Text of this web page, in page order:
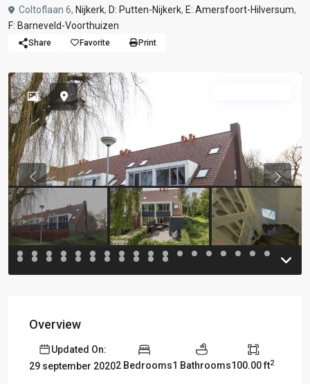
Coltoflaan 6, Nijkerk, D: Putten-Nijkerk, E: Amersfoort-Hilversum,
F: Barneveld-Voorthuizen
Share Favorite Print
Previous
Overview
Updated On:
29 september 20202 Bedrooms1 Bathrooms100.00 ft2